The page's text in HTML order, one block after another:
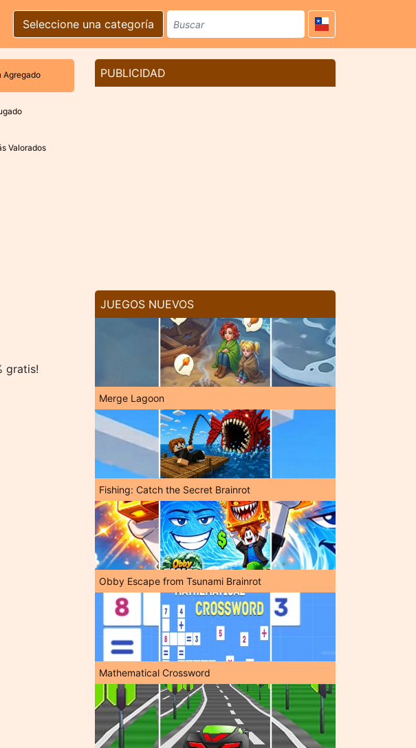
Seleccione una categoría
Agregado
Valorados
gratis!
PUBLICIDAD
JUEGOS NUEVOS
Merge Lagoon
Fishing: Catch the Secret Brainrot
Obby Escape from Tsunami Brainrot
Mathematical Crossword